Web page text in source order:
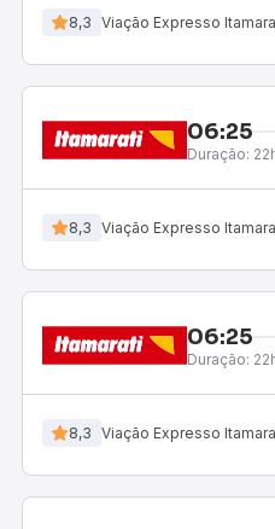
8,3 Viação Expresso
06:25
Duração:
8,3 Viação Expresso
06:25
Duração:
8,3 Viação Expresso